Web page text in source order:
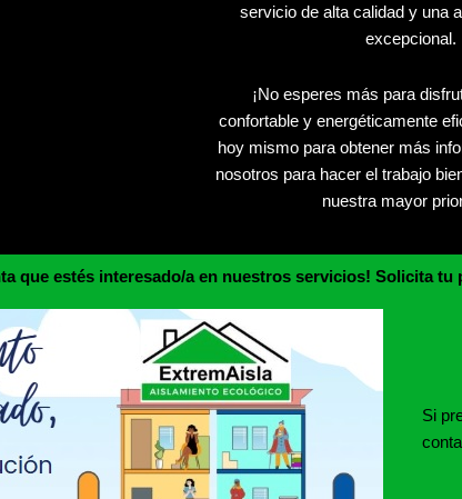
servicio de alta calidad y una
excepcional.
¡No esperes más para
confortable y energéticamente
hoy mismo para obtener más
nosotros para hacer el trabajo
nuestra mayor
que estés interesado/a en nuestros servicios! Solicita
Si